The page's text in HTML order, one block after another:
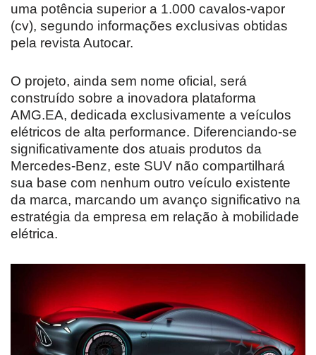
uma potência superior a 1.000 cavalos-vapor
(cv), segundo informações exclusivas obtidas
pela revista Autocar.
O projeto, ainda sem nome oficial, será
construído sobre a inovadora plataforma
AMG.EA, dedicada exclusivamente a veículos
elétricos de alta performance. Diferenciando-se
significativamente dos atuais produtos da
Mercedes-Benz, este SUV não compartilhará
sua base com nenhum outro veículo existente
da marca, marcando um avanço significativo na
estratégia da empresa em relação à mobilidade
elétrica.